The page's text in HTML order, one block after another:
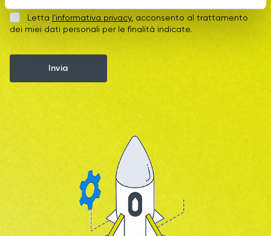
e
Letta l'informativa privacy, acconsento al trattamento
dei miei dati personali per le finalità indicate.